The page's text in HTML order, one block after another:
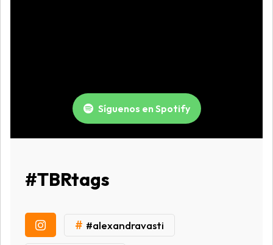
Síguenos en Spotify
#TBRtags
# #alexandravasti